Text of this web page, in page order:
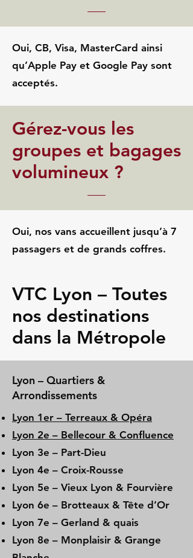
Oui, CB, Visa, MasterCard ainsi
qu’Apple Pay et Google Pay sont
acceptés.
Gérez-vous les
groupes et bagages
volumineux ?
Oui, nos vans accueillent jusqu’à 7
passagers et de grands coffres.
VTC Lyon – Toutes
nos destinations
dans la Métropole
Lyon – Quartiers &
Arrondissements
Lyon 1er – Terreaux & Opéra
Lyon 2e – Bellecour & Confluence
Lyon 3e – Part-Dieu
Lyon 4e – Croix-Rousse
Lyon 5e – Vieux Lyon & Fourvière
Lyon 6e – Brotteaux & Tête d’Or
Lyon 7e – Gerland & quais
Lyon 8e – Monplaisir & Grange